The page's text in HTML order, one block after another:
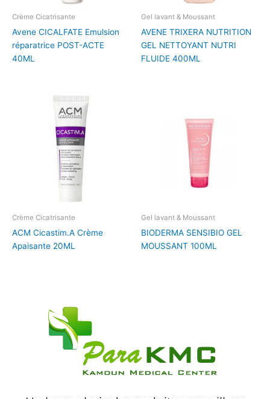
Crème Cicatrisante
Avene CICALFATE Emulsion
réparatrice POST-ACTE
40ML
Gel lavant & Moussant
AVENE TRIXERA NUTRITION
GEL NETTOYANT NUTRI
FLUIDE 400ML
Crème Cicatrisante
ACM Cicastim.A Crème
Apaisante 20ML
Gel lavant & Moussant
BIODERMA SENSIBIO GEL
MOUSSANT 100ML